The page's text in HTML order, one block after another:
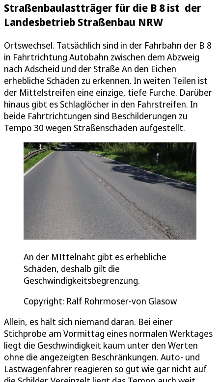
Straßenbaulastträger für die B 8 ist der
Landesbetrieb Straßenbau NRW
Ortswechsel. Tatsächlich sind in der Fahrbahn der B 8
in Fahrtrichtung Autobahn zwischen dem Abzweig
nach Adscheid und der Straße An den Eichen
erhebliche Schäden zu erkennen. In weiten Teilen ist
der Mittelstreifen eine einzige, tiefe Furche. Darüber
hinaus gibt es Schlaglöcher in den Fahrstreifen. In
beide Fahrtrichtungen sind Beschilderungen zu
Tempo 30 wegen Straßenschäden aufgestellt.
An der MIttelnaht gibt es erhebliche
Schäden, deshalb gilt die
Geschwindigkeitsbegrenzung.
Copyright: Ralf Rohrmoser-von Glasow
Allein, es hält sich niemand daran. Bei einer
Stichprobe am Vormittag eines normalen Werktages
liegt die Geschwindigkeit kaum unter den Werten
ohne die angezeigten Beschränkungen. Auto- und
Lastwagenfahrer reagieren so gut wie gar nicht auf